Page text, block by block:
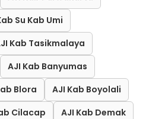
Su Kab Umi
Kab Tasikmalaya
AJI Kab Banyumas
Blora
AJI Kab Boyolali
Cilacap
AJI Kab Demak